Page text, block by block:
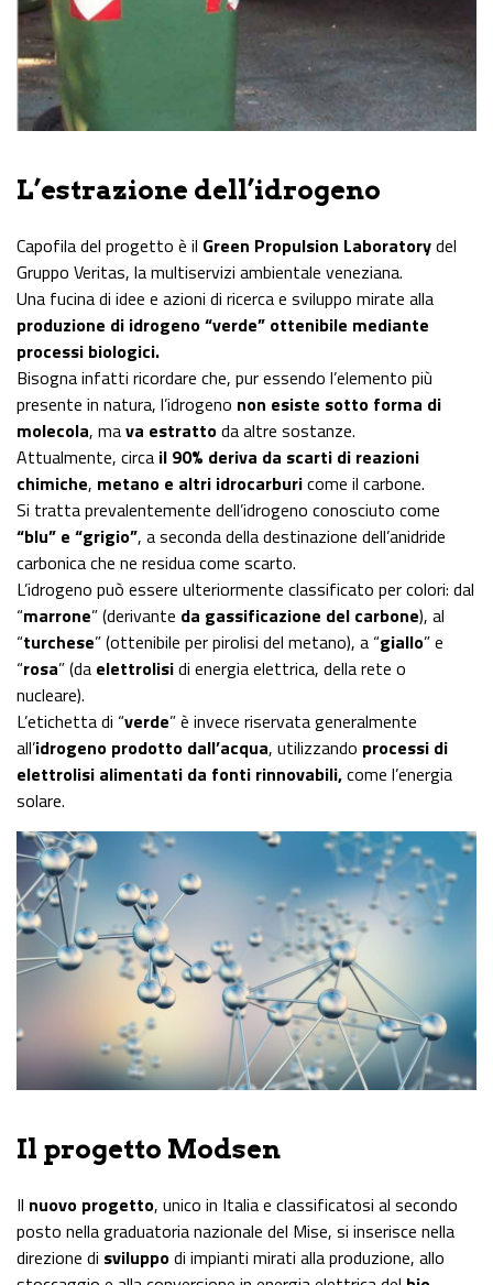
L’estrazione dell’idrogeno
Capofila del progetto è il Green Propulsion Laboratorydel
Gruppo Veritas, la multiservizi ambientale veneziana.
Una fucina di idee e azioni di ricerca e sviluppo mirate alla
produzione di idrogeno “verde” ottenibile mediante
processi biologici.
Bisogna infatti ricordare che, pur essendo l’elemento più
presente in natura, l’idrogeno non esiste sotto forma di
molecola, mava estrattoda altre sostanze.
Attualmente, circa il 90% deriva da scarti di reazioni
chimiche, metano e altri idrocarburicome il carbone.
Si tratta prevalentemente dell’idrogeno conosciuto come
“blu” e “grigio”, a seconda della destinazione dell’anidride
carbonica che ne residua come scarto.
L’idrogeno può essere ulteriormente classificato per colori: dal
“marrone” (derivante da gassificazione del carbone), al
“turchese” (ottenibile per pirolisi del metano), a “giallo” e
“rosa” (da elettrolisidi energia elettrica, della rete o
nucleare).
L’etichetta di “verde” è invece riservata generalmente
all’idrogeno prodotto dall’acqua, utilizzando processi di
elettrolisi alimentati da fonti rinnovabili,come l’energia
solare.
Il progetto Modsen
Il nuovo progetto, unico in Italia e classificatosi al secondo
posto nella graduatoria nazionale del Mise, si inserisce nella
direzione di sviluppodi impianti mirati alla produzione, allo